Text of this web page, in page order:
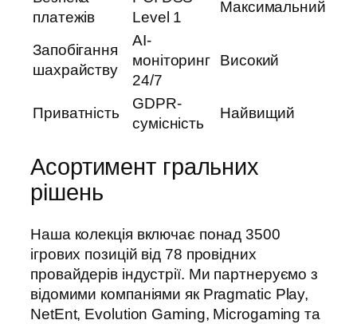
платежів
Level 1
Максимальний
Запобігання
шахрайству
AI-
моніторинг
24/7
Високий
Приватність
GDPR-
сумісність
Найвищий
Асортимент гральних
рішень
Наша колекція включає понад 3500
ігрових позицій від 78 провідних
провайдерів індустрії. Ми партнеруємо з
відомими компаніями як Pragmatic Play,
NetEnt, Evolution Gaming, Microgaming та